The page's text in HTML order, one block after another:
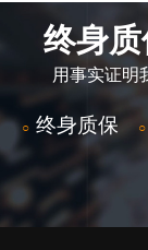
终身
用事实证明
○ 终身质保 ○